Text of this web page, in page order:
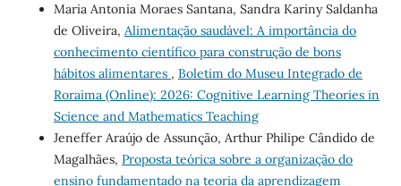
Maria Antonia Moraes Santana, Sandra Kariny Saldanha
de Oliveira, Alimentação saudável: A importância do
conhecimento científico para construção de bons
hábitos alimentares , Boletim do Museu Integrado de
Roraima (Online): 2026: Cognitive Learning Theories in
Science and Mathematics Teaching
Jeneffer Araújo de Assunção, Arthur Philipe Cândido de
Magalhães, Proposta teórica sobre a organização do
ensino fundamentado na teoria da aprendizagem